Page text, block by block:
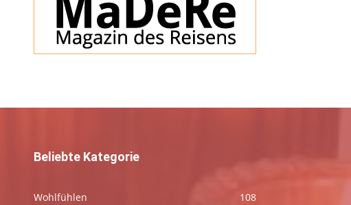
Beliebte Kategorie
Wohlfühlen
108